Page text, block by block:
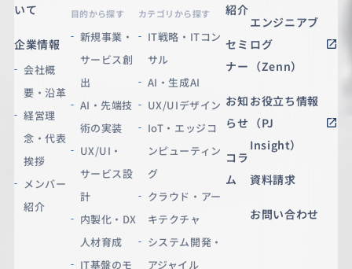
いて
企業情報
会社概
要・沿革
経営理
念・代表
挨拶
メンバー
紹介
目的から探す
新規事業・
サービス創
出
AI・先端技
術の実装
UX/UI・
サービス設
計
内製化・DX
人材育成
IT基盤のモ
カテゴリから探す
IT戦略・ITコン
サル
AI・生成AI
UX/UIデザイン
IoT・エッジコ
ンピューティン
グ
クラウド・アー
キテクチャ
システム開発・
アジャイル
紹介
セミ
ナー
お知
らせ
コラ
ム
エンジニアブ
ログ
（Zenn）
お役立ち情報
（PJ
Insight）
資料請求
お問い合わせ